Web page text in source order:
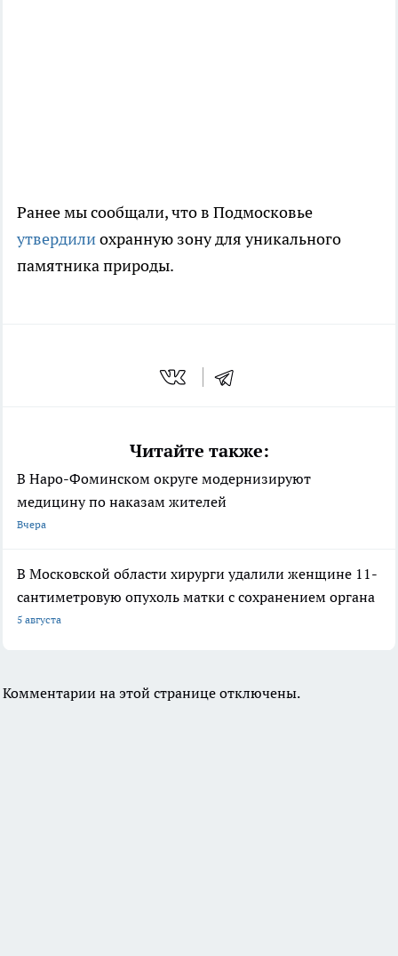
Ранее мы сообщали, что в Подмосковье
утвердилиохранную зону для уникального
памятника природы.
Читайте также:
В Наро-Фоминском округе модернизируют
медицину по наказам жителей
Вчера
В Московской области хирурги удалили женщине 11-
сантиметровую опухоль матки с сохранением органа
5 августа
Комментарии на этой странице отключены.